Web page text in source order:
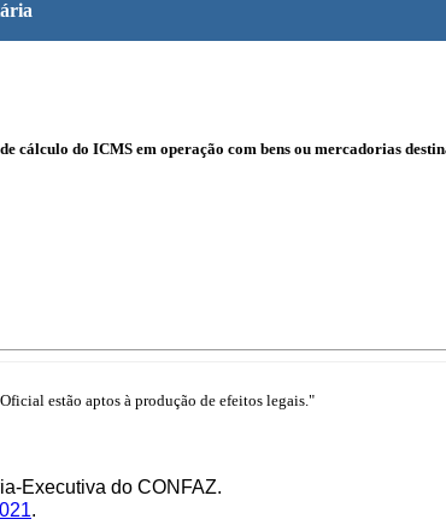
cálculo do ICMS em operação com bens ou mercadorias
estão aptos à produção de efeitos legais."
Executiva do CONFAZ.
.